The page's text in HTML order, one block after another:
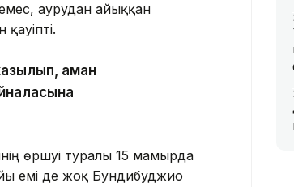
аурудан айыққан
аман
өршуі туралы 15 мамырда
емі де жоқ Бундибуджио